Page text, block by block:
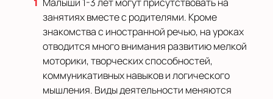
занятиях вместе с родителями. Кроме
знакомства с иностранной речью, на уроках
отводится много внимания развитию мелкой
моторики, творческих способностей,
коммуникативных навыков и логического
мышления. Виды деятельности меняются